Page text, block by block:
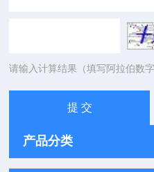
请输入计算结果（填写阿拉伯数
产品分类